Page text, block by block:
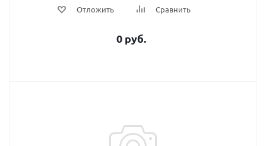
Отложить Сравнить
0 руб.